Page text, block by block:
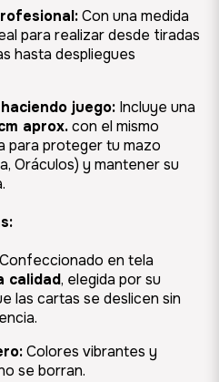
Con una medida
para realizar desde tiradas
hasta despliegues
juego:Incluye una
aprox.con el mismo
para proteger tu mazo
Oráculos) y mantener su
en tela
calidad, elegida por su
las cartas se deslicen sin
Colores vibrantes y
se borran.